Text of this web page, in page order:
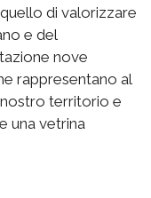
di valorizzare
e del
nove
rappresentano al
territorio e
una vetrina